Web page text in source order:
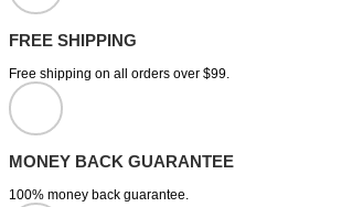
FREE SHIPPING
Free shipping on all orders over $99.
MONEY BACK GUARANTEE
100% money back guarantee.